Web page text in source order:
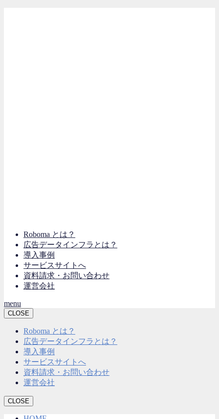
Roboma とは？
広告データインフラとは？
導入事例
サービスサイトへ
資料請求・お問い合わせ
運営会社
menu
CLOSE
Roboma とは？
広告データインフラとは？
導入事例
サービスサイトへ
資料請求・お問い合わせ
運営会社
CLOSE